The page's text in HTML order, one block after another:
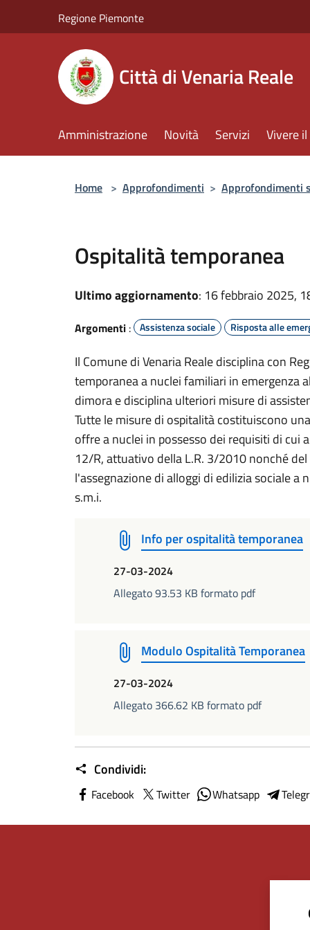
Regione Piemonte
Città di Venaria Reale
Amministrazione Novità Servizi Vivere
Home > Approfondimenti > Approfondimenti
Ospitalità temporanea
Ultimo aggiornamento: 16 febbraio 2025,
Argomenti : Assistenza sociale Risposta alle
Il Comune di Venaria Reale disciplina con
temporanea a nuclei familiari in emergenza
dimora e disciplina ulteriori misure di
Tutte le misure di ospitalità costituiscono
offre a nuclei in possesso dei requisiti di cui
12/R, attuativo della L.R. 3/2010 nonché
l'assegnazione di alloggi di edilizia sociale a
s.m.i.
Info per ospitalità temporanea
27-03-2024
Allegato 93.53 KB formato pdf
Modulo Ospitalità Temporanea
27-03-2024
Allegato 366.62 KB formato pdf
Condividi:
Facebook Twitter Whatsapp